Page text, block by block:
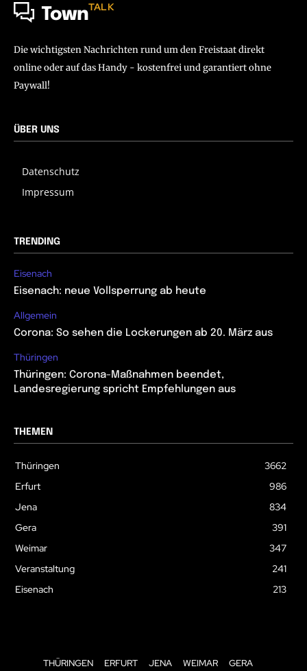
TownTALK
Die wichtigsten Nachrichten rund um den Freistaat direkt
online oder auf das Handy - kostenfrei und garantiert ohne
Paywall!
ÜBER UNS
Datenschutz
Impressum
TRENDING
Eisenach
Eisenach: neue Vollsperrung ab heute
Allgemein
Corona: So sehen die Lockerungen ab 20. März aus
Thüringen
Thüringen: Corona-Maßnahmen beendet,
Landesregierung spricht Empfehlungen aus
THEMEN
Thüringen
3662
Erfurt
986
Jena
834
Gera
391
Weimar
347
Veranstaltung
241
Eisenach
213
THÜRINGEN ERFURT JENA WEIMAR GERA